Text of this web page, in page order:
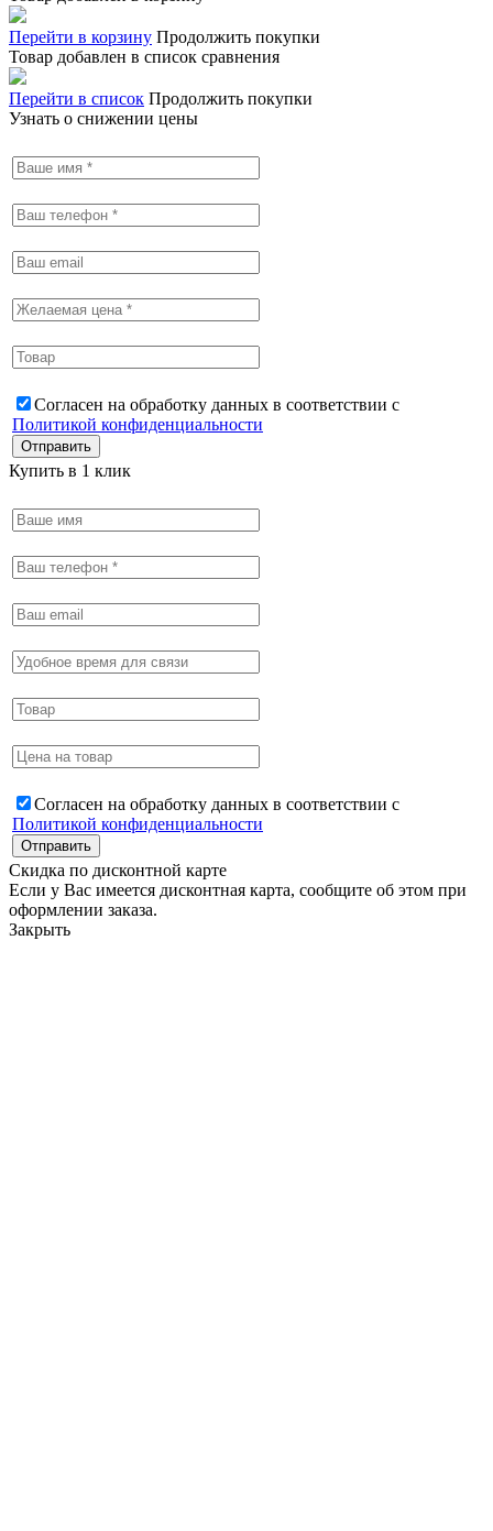
Перейти в корзину Продолжить покупки
Товар добавлен в список сравнения
Перейти в список Продолжить покупки
Узнать о снижении цены
Согласен на обработку данных в соответствии с
Политикой конфиденциальности
Купить в 1 клик
Согласен на обработку данных в соответствии с
Политикой конфиденциальности
Скидка по дисконтной карте
Если у Вас имеется дисконтная карта, сообщите об этом при
оформлении заказа.
Закрыть